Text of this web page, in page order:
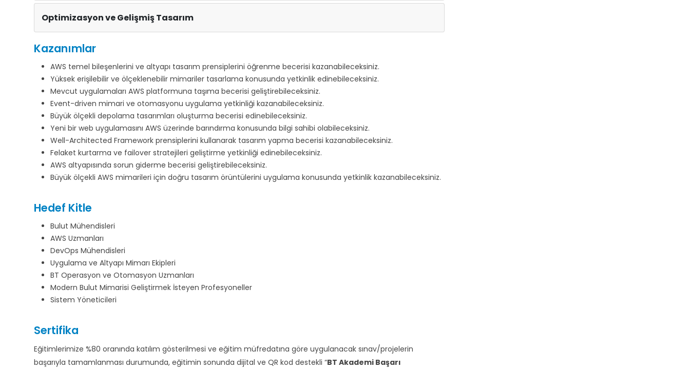
Optimizasyon ve Gelişmiş Tasarım
Kazanımlar
AWS temel bileşenlerini ve altyapı tasarım prensiplerini öğrenme becerisi kazanabileceksiniz.
Yüksek erişilebilir ve ölçeklenebilir mimariler tasarlama konusunda yetkinlik edinebileceksiniz.
Mevcut uygulamaları AWS platformuna taşıma becerisi geliştirebileceksiniz.
Event-driven mimari ve otomasyonu uygulama yetkinliği kazanabileceksiniz.
Büyük ölçekli depolama tasarımları oluşturma becerisi edinebileceksiniz.
Yeni bir web uygulamasını AWS üzerinde barındırma konusunda bilgi sahibi olabileceksiniz.
Well-Architected Framework prensiplerini kullanarak tasarım yapma becerisi kazanabileceksiniz.
Felaket kurtarma ve failover stratejileri geliştirme yetkinliği edinebileceksiniz.
AWS altyapısında sorun giderme becerisi geliştirebileceksiniz.
Büyük ölçekli AWS mimarileri için doğru tasarım örüntülerini uygulama konusunda yetkinlik kazanabileceksiniz.
Hedef Kitle
Bulut Mühendisleri
AWS Uzmanları
DevOps Mühendisleri
Uygulama ve Altyapı Mimarı Ekipleri
BT Operasyon ve Otomasyon Uzmanları
Modern Bulut Mimarisi Geliştirmek İsteyen Profesyoneller
Sistem Yöneticileri
Sertifika
Eğitimlerimize %80 oranında katılım gösterilmesi ve eğitim müfredatına göre uygulanacak sınav/projelerin
başarıyla tamamlanması durumunda, eğitimin sonunda dijital ve QR kod destekli “BT Akademi Başarı